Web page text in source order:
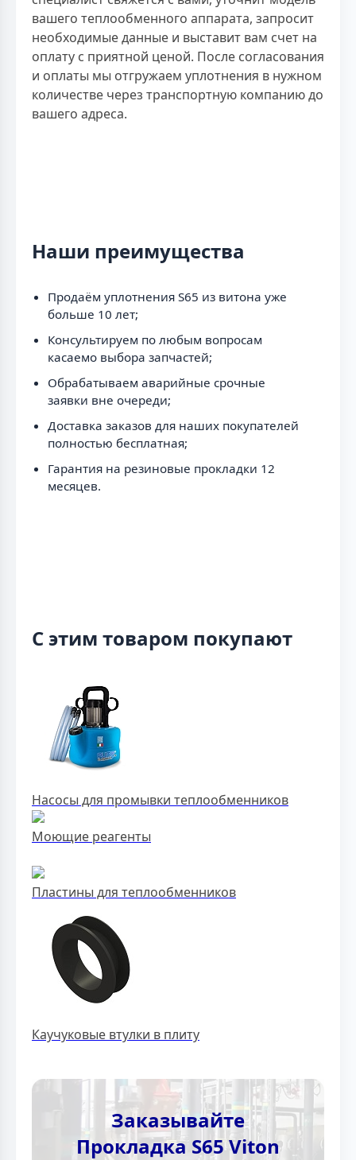
вашего теплообменного аппарата, запросит
необходимые данные и выставит вам счет на
оплату с приятной ценой. После согласования
и оплаты мы отгружаем уплотнения в нужном
количестве через транспортную компанию до
вашего адреса.
Наши преимущества
Продаём уплотнения S65 из витона уже
больше 10 лет;
Консультируем по любым вопросам
касаемо выбора запчастей;
Обрабатываем аварийные срочные
заявки вне очереди;
Доставка заказов для наших покупателей
полностью бесплатная;
Гарантия на резиновые прокладки 12
месяцев.
С этим товаром покупают
Насосы для промывки теплообменников
Моющие реагенты
Пластины для теплообменников
Каучуковые втулки в плиту
Заказывайте
Прокладка S65 Viton